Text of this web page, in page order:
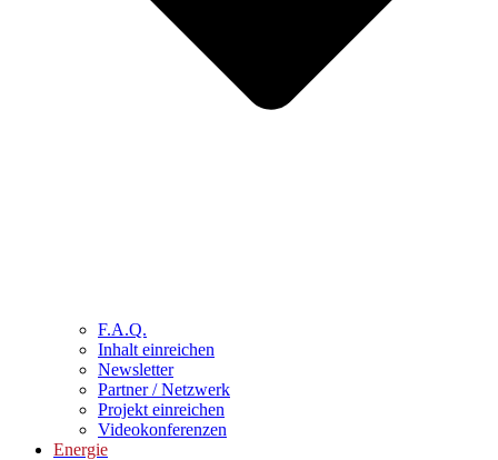
F.A.Q.
Inhalt einreichen
Newsletter
Partner / Netzwerk
Projekt einreichen
Videokonferenzen
Energie